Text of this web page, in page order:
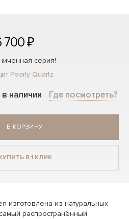
700 ₽
серия!
Pearly Quartz
в наличии Где посмотреть?
В КОРЗИНУ
В 1 КЛИК
изготовлена из натуральных
распространённый